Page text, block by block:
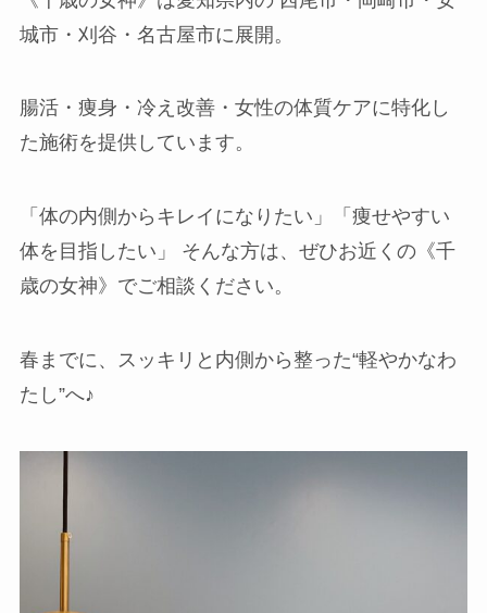
城市・刈谷・名古屋市に展開。
腸活・痩身・冷え改善・女性の体質ケアに特化し
た施術を提供しています。
「体の内側からキレイになりたい」「痩せやすい
体を目指したい」 そんな方は、ぜひお近くの《千
歳の女神》でご相談ください。
春までに、スッキリと内側から整った“軽やかなわ
たし”へ♪